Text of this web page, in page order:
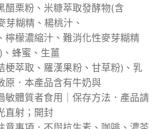
醋栗粉、米糠萃取發酵物(含
芽糊精、楊桃汁、
檸檬濃縮汁、難消化性麥芽糊精
蜂蜜、生薑
梗萃取、羅漢果粉、甘草粉)、乳
原．本產品含有牛奶與
敏體質者食用｜保存方法．產品請
直射；開封